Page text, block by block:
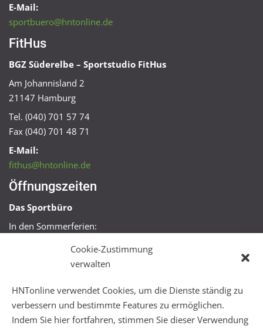
Cookie-Zustimmung
verwalten
HNTonline verwendet Cookies, um die Dienste ständig zu
verbessern und bestimmte Features zu ermöglichen.
Indem Sie hier fortfahren, stimmen Sie dieser Verwendung
E-Mail:
sportbuero@hntonline.de
FitHus
BGZ Süderelbe – Sportstudio FitHus
Am Johannisland 2
21147 Hamburg
Tel. (040) 701 57 74
Fax (040) 701 48 71
E-Mail:
fithus@hntonline.de
Öffnungszeiten
Das Sportbüro
In den Sommerferien:
Mo + Mi 16:00 – 18:00 Uhr
Mo – Fr 08:00 – 22:00 Uhr
Sa + So 10:00 – 18:00 Uhr